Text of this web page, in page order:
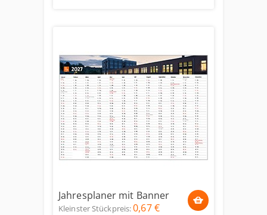
Jahresplaner mit Banner
Kleinster Stückpreis:0,67 €